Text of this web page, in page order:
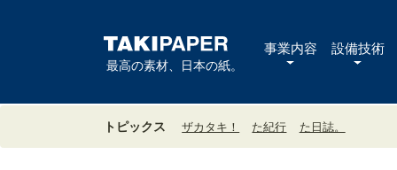
最高の素材、日本の紙。
事業内容 設備技術
トピックス ザカタキ！ た紀行 た日誌。